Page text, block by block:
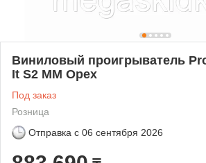
Виниловый проигрыватель
It S2 MM Орех
Под заказ
Розница
Отправка с 06 сентября 2026